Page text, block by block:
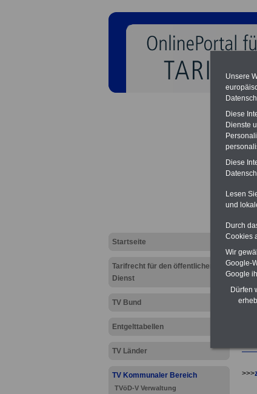
Startseite
Tarifrecht für den öffentlichen
Dienst
TV Bund
Entgelttabellen
TV Länder
TV Kommunaler Bereich
TVöD-V Verwaltung
>>>
Unsere
Diese
Dienste
Diese
Lesen
und
Durch
Cookies
Wir
Google-
Google
Dürfen